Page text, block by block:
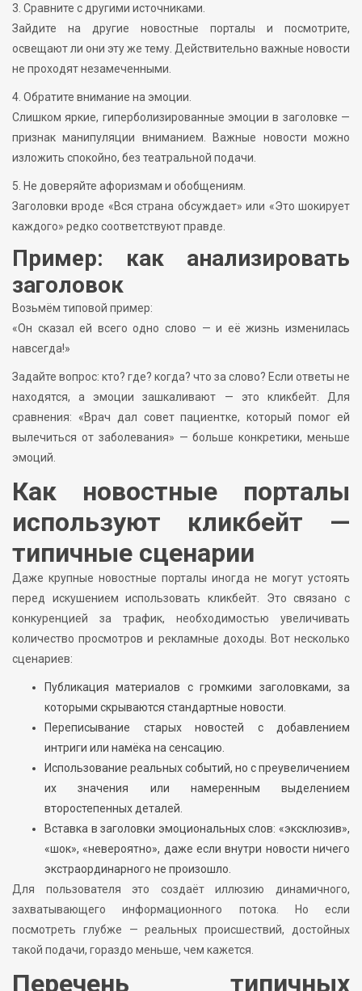
3. Сравните с другими источниками.
Зайдите на другие новостные порталы и посмотрите,
освещают ли они эту же тему. Действительно важные новости
не проходят незамеченными.
4. Обратите внимание на эмоции.
Слишком яркие, гиперболизированные эмоции в заголовке —
признак манипуляции вниманием. Важные новости можно
изложить спокойно, без театральной подачи.
5. Не доверяйте афоризмам и обобщениям.
Заголовки вроде «Вся страна обсуждает» или «Это шокирует
каждого» редко соответствуют правде.
Пример: как анализировать
заголовок
Возьмём типовой пример:
«Он сказал ей всего одно слово — и её жизнь изменилась
навсегда!»
Задайте вопрос: кто? где? когда? что за слово? Если ответы не
находятся, а эмоции зашкаливают — это кликбейт. Для
сравнения: «Врач дал совет пациентке, который помог ей
вылечиться от заболевания» — больше конкретики, меньше
эмоций.
Как новостные порталы
используют кликбейт —
типичные сценарии
Даже крупные новостные порталы иногда не могут устоять
перед искушением использовать кликбейт. Это связано с
конкуренцией за трафик, необходимостью увеличивать
количество просмотров и рекламные доходы. Вот несколько
сценариев:
Публикация материалов с громкими заголовками, за
которыми скрываются стандартные новости.
Переписывание старых новостей с добавлением
интриги или намёка на сенсацию.
Использование реальных событий, но с преувеличением
их значения или намеренным выделением
второстепенных деталей.
Вставка в заголовки эмоциональных слов: «эксклюзив»,
«шок», «невероятно», даже если внутри новости ничего
экстраординарного не произошло.
Для пользователя это создаёт иллюзию динамичного,
захватывающего информационного потока. Но если
посмотреть глубже — реальных происшествий, достойных
такой подачи, гораздо меньше, чем кажется.
Перечень типичных